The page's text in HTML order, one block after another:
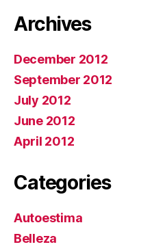
Archives
December 2012
September 2012
July 2012
June 2012
April 2012
Categories
Autoestima
Belleza